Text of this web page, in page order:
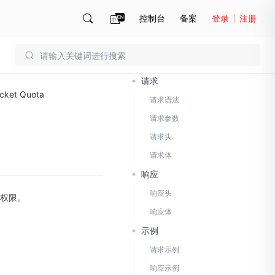
控制台 备案 登录 注册
Quota
权限。
请求
请求语法
请求参数
请求头
请求体
响应
响应头
响应体
示例
请求示例
响应示例